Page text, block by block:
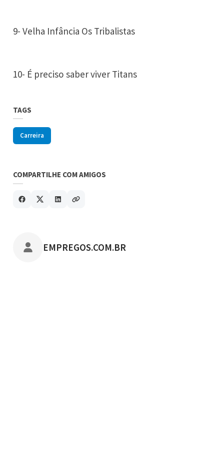
9- Velha Infância Os Tribalistas
10- É preciso saber viver Titans
TAGS
Carreira
COMPARTILHE COM AMIGOS
POSTADO POR
EMPREGOS.COM.BR